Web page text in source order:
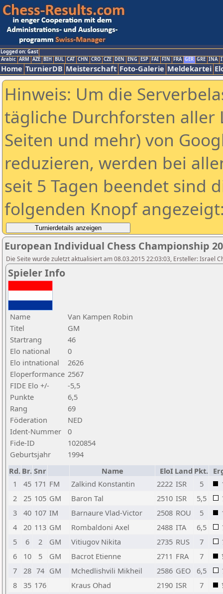
Logged on: Gast
Arabic ARM AZE BIH BUL CAT CHN CRO CZE DEN ENG ESP FAI FIN FRA GER GRE INA
Home TurnierDB Meisterschaft Foto-Galerie Meldekartei
Hinweis: Um die
tägliche Durchforsten aller
Seiten und mehr) von
reduzieren, werden bei
seit 5 Tagen beendet sind
folgenden Knopf
European Individual Chess Championship
Die Seite wurde zuletzt aktualisiert am 08.03.2015 22:03:03, Ersteller: Israel
Spieler Info
Name
Van Kampen Robin
Titel
GM
Startrang
46
Elo national
0
Elo intnational
2626
Eloperformance 2567
FIDE Elo +/-
-5,5
Punkte
6,5
Rang
69
Föderation
NED
Ident-Nummer
0
Fide-ID
1020854
Geburtsjahr
1994
Rd. Br. Snr Name EloI Land Pkt.
1
45 171 FM Zalkind Konstantin 2222 ISR 5
2
25 105 GM Baron Tal 2510 ISR 5,5
3
40 107 IM Barnaure Vlad-Victor 2508 ROU 5
4
20 113 GM Rombaldoni Axel 2488 ITA 6,5
5
6 2 GM Vitiugov Nikita 2735 RUS 7
6
10 5 GM Bacrot Etienne 2711 FRA 7
7
28 74 GM Mchedlishvili Mikheil 2586 GEO 6,5
8
35 176 Kraus Ohad 2190 ISR 7